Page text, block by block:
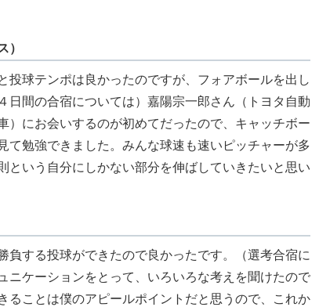
）
投球テンポは良かったのですが、フォアボールを出し
日間の合宿については）嘉陽宗一郎さん（トヨタ自動
）にお会いするのが初めてだったので、キャッチボー
て勉強できました。みんな球速も速いピッチャーが多
という自分にしかない部分を伸ばしていきたいと思い
負する投球ができたので良かったです。（選考合宿に
ニケーションをとって、いろいろな考えを聞けたので
ることは僕のアピールポイントだと思うので、これか